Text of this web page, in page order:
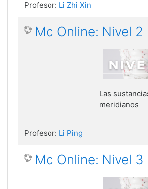
Profesor: Li Zhi Xin
Mc Online: Nivel 2
Las
meridianos
Profesor: Li Ping
Mc Online: Nivel 3